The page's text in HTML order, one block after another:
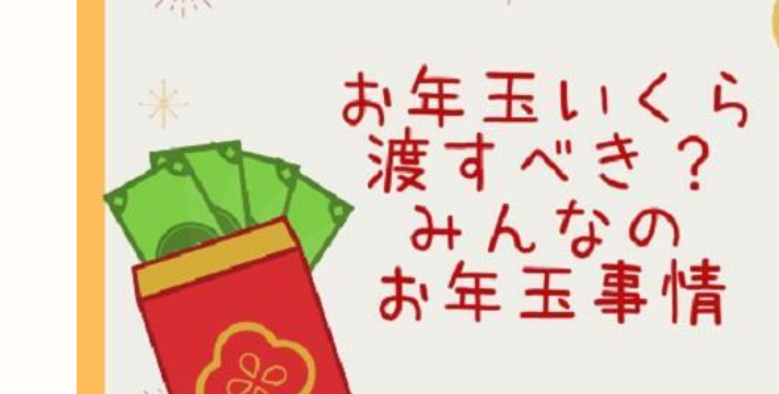
学び・教育
「場」
HAREL
HAREL
活用事例
「モノ」